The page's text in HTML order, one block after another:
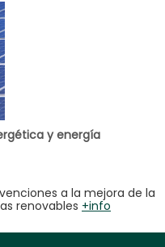
y energía
a la mejora de la
renovables +info